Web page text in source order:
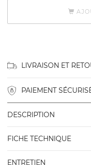
LIVRAISON ET
PAIEMENT
DESCRIPTION
FICHE TECHNIQUE
ENTRETIEN